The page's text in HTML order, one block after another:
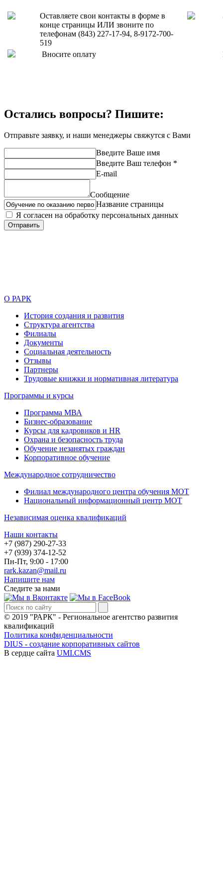
Оставляете свои контакты в форме в
конце страницы ИЛИ звоните по
телефонам (843) 227-17-94, 8-9172-700-
519
Вносите оплату
Остались вопросы? Пишите:
Отправьте заявку, и наши менеджеры свяжутся с Вами
Введите Ваше имя
Введите Ваш телефон *
E-mail
Сообщение
Название страницы
Я согласен на обработку персональных данных
О РАРК
История создания и развития
Структура агентства
Филиалы
Документы
Социальная деятельность
Отзывы
Партнеры
Трудовые книжки и нормативная литература
Программы и курсы
Программа МВА
Бизнес-образование
Курсы для кадровиков и HR
Охрана и безопасность труда
Обучение незанятых граждан
Корпоративное обучение
Международное сотрудничество
Филиал международного центра обучения МОТ
Национальный информационный центр МОТ
Независимая оценка квалификаций
Наши контакты
+7 (987) 290-27-33
+7 (939) 374-12-52
Пн-Пт, 9:00 - 17:00
rark.kazan@mail.ru
Напишите нам
Следите за нами
© 2019 "РАРК" - Региональное агентство развития
квалификаций
Политика конфиденциальности
DIUS - создание корпоративных сайтов
В сердце сайта UMI.CMS